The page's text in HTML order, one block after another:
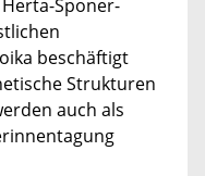
Sponer-
beschäftigt
Strukturen
auch als